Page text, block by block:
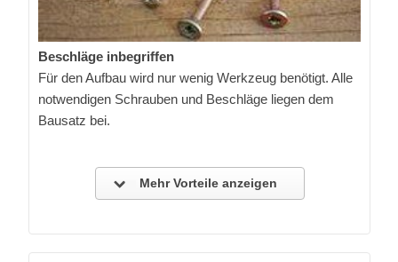
Beschläge inbegriffen
Für den Aufbau wird nur wenig Werkzeug benötigt. Alle
notwendigen Schrauben und Beschläge liegen dem
Bausatz bei.
Mehr Vorteile anzeigen